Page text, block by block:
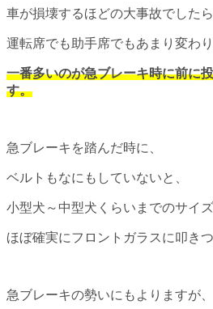
車が損壊するほどの大事故でしたら
運転席でも助手席でもあまり変わ
一番多いのが急ブレーキ時に前に
す。
急ブレーキを踏んだ時に、
ベルトもなにもしていないと、
小型犬～中型犬くらいまでのサイ
ほぼ確実にフロントガラスに叩きつ
急ブレーキの勢いにもよりますが、